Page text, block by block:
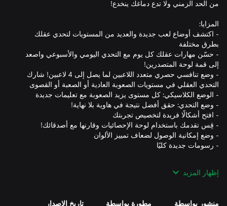
- اكتشف أوضاع لعب جديدة والعديد من المستويات لتحدي عقلك
- حسّن مهارات عقلك كل يوم مع التحدي اليومي والأسبوعي واصعد
- وضع تنافسي حصري متعدد اللاعبين لما يصل إلى 4 لاعبين! شارك
هل يستطيع عقلك تحمله؟
إظهار المزيد
منشور بواسطة مطورة بواسطة تاريخ الإصدار